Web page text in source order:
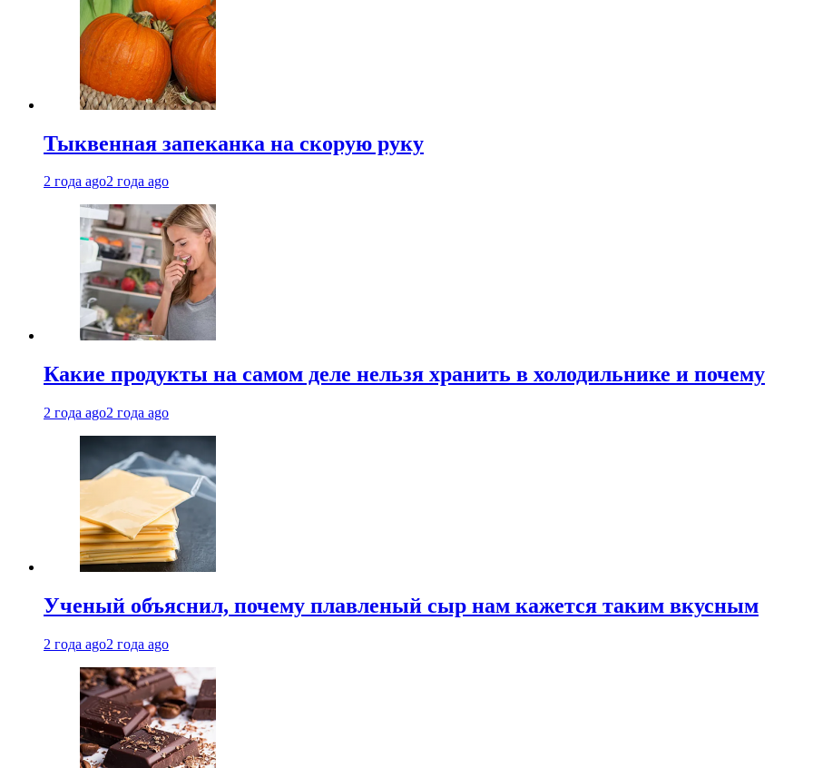
Тыквенная запеканка на скорую руку
2 года ago2 года ago
Какие продукты на самом деле нельзя хранить в холодильнике и почему
2 года ago2 года ago
Ученый объяснил, почему плавленый сыр нам кажется таким вкусным
2 года ago2 года ago